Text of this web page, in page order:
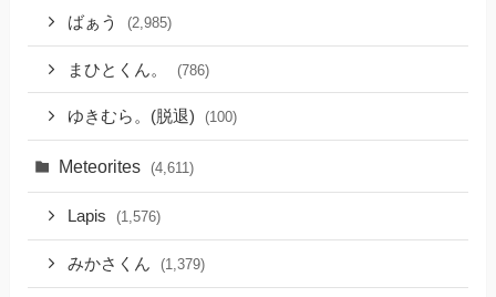
ばぁう (2,985)
まひとくん。 (786)
ゆきむら。(脱退) (100)
Meteorites (4,611)
Lapis (1,576)
みかさくん (1,379)